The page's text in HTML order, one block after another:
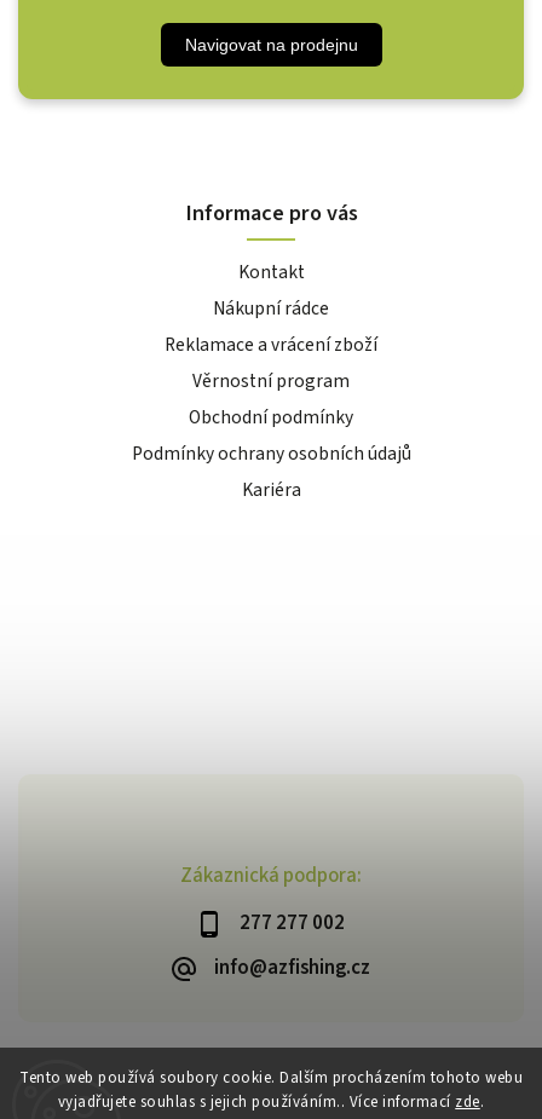
Tento web používá soubory cookie. Dalším procházením tohoto webu
vyjadřujete souhlas s jejich používáním.. Více informací zde.
Zákaznická podpora:
277 277 002
info@azfishing.cz
Navigovat na prodejnu
Informace pro vás
Kontakt
Nákupní rádce
Reklamace a vrácení zboží
Věrnostní program
Obchodní podmínky
Podmínky ochrany osobních údajů
Kariéra
Copyright 2026AzFishing.cz. Všechna práva vyhrazena.